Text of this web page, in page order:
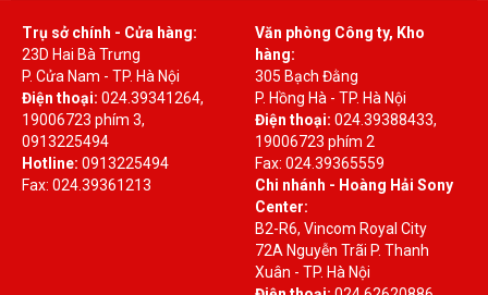
Trụ sở chính - Cửa hàng:
23D Hai Bà Trưng
P. Cửa Nam - TP. Hà Nội
Điện thoại: 024.39341264,
19006723 phím 3,
0913225494
Hotline: 0913225494
Fax: 024.39361213
Văn phòng Công ty, Kho
hàng:
305 Bạch Đằng
P. Hồng Hà - TP. Hà Nội
Điện thoại: 024.39388433,
19006723 phím 2
Fax: 024.39365559
Chi nhánh - Hoàng Hải Sony
Center:
B2-R6, Vincom Royal City
72A Nguyễn Trãi P. Thanh
Xuân - TP. Hà Nội